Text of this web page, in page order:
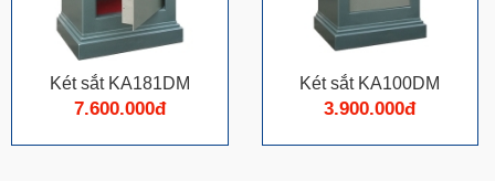
Két sắt KA181DM
7.600.000đ
Két sắt KA100DM
3.900.000đ